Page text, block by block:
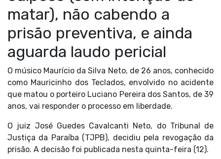
matar), não cabendo a
prisão preventiva, e ainda
aguarda laudo pericial
O músico Maurício da Silva Neto, de 26 anos, conhecido
como Mauricinho dos Teclados, envolvido no acidente
que matou o porteiro Luciano Pereira dos Santos, de 39
anos, vai responder o processo em liberdade.
O juiz José Guedes Cavalcanti Neto, do Tribunal de
Justiça da Paraíba (TJPB), decidiu pela revogação da
prisão. A decisão foi publicada nesta quinta-feira (12).